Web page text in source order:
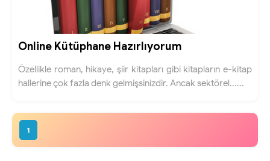
Online Kütüphane Hazırlıyorum
Özellikle roman, hikaye, şiir kitapları gibi kitapların e-kitap
hallerine çok fazla denk gelmişsinizdir. Ancak sektörel......
1